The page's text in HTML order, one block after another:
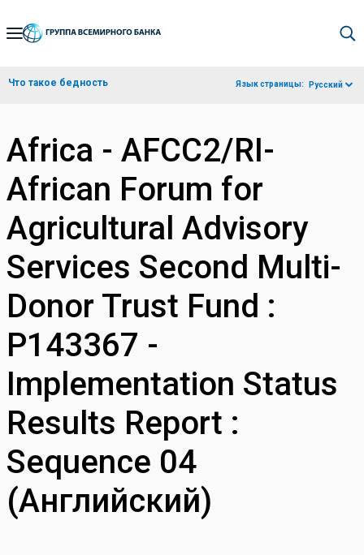
Skip
Navigation
Что такое бедность Язык страницы: Русский
Africa - AFCC2/RI-
African Forum for
Agricultural Advisory
Services Second Multi-
Donor Trust Fund :
P143367 -
Implementation Status
Results Report :
Sequence 04
(Английский)